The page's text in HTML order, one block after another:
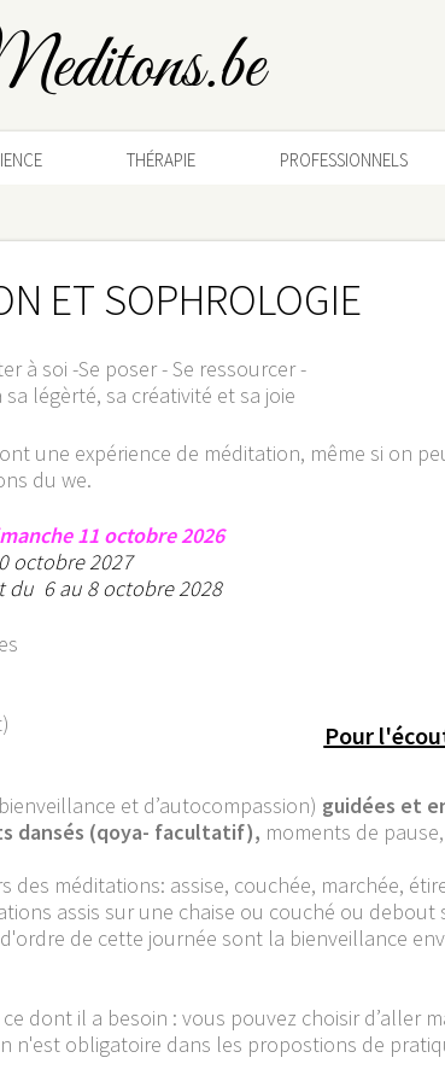
THÉRAPIE PROFESSIONNELS
ET SOPHROLOGIE
à soi -Se poser - Se ressourcer -
sa légèrté, sa créativité et sa joie
une expérience de méditation, même si on
du we.
11 octobre 2026
octobre 2027
du 6 au 8 octobre 2028
et d’autocompassion) guidées et
dansés (qoya- facultatif), moments de
des méditations: assise, couchée, marchée,
assis sur une chaise ou couché ou debout
de cette journée sont la bienveillance
dont il a besoin : vous pouvez choisir d’aller
n'est obligatoire dans les propostions de
Pour